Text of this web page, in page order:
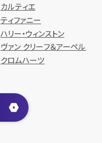
カルティエ
ティファニー
ハリー・ウィンストン
ヴァン クリーフ＆アーペル
クロムハーツ